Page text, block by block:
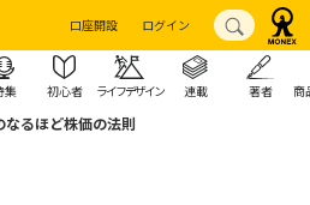
口座開設 ログイン
集 初心者 ライフデザイン 連載 著者 商
なるほど株価の法則